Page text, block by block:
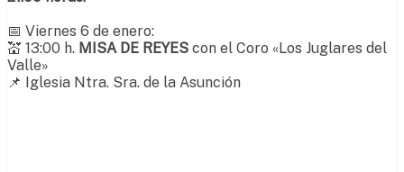
📅 Viernes 6 de enero:
💒 13:00 h. MISA DE REYES con el Coro «Los Juglares del
Valle»
📌 Iglesia Ntra. Sra. de la Asunción